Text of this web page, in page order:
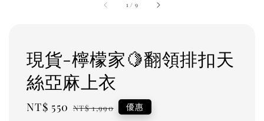
1 / 9
現貨-檸檬家🍋翻領排扣天
絲亞麻上衣
Sale
NT$ 550 Regular
NT$ 1,990 優惠